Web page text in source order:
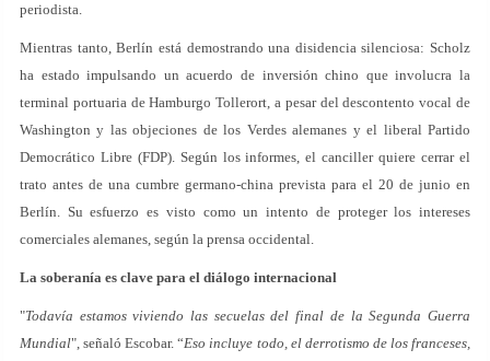
periodista.
Mientras tanto, Berlín está demostrando una disidencia silenciosa: Scholz
ha estado impulsando un acuerdo de inversión chino que involucra la
terminal portuaria de Hamburgo Tollerort, a pesar del descontento vocal de
Washington y las objeciones de los Verdes alemanes y el liberal Partido
Democrático Libre (FDP). Según los informes, el canciller quiere cerrar el
trato antes de una cumbre germano-china prevista para el 20 de junio en
Berlín. Su esfuerzo es visto como un intento de proteger los intereses
comerciales alemanes, según la prensa occidental.
La soberanía es clave para el diálogo internacional
"Todavía estamos viviendo las secuelas del final de la Segunda Guerra
Mundial", señaló Escobar. “Eso incluye todo, el derrotismo de los franceses,